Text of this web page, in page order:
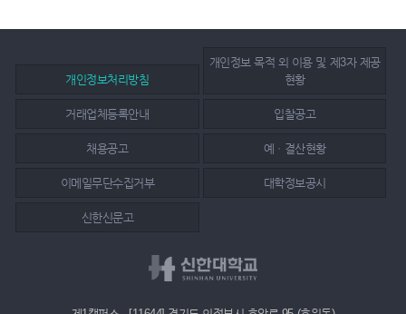
개인정보처리방침
개인정보 목적 외 이용 및 제3자 제공
현황
거래업체등록안내 입찰공고
채용공고 예ㆍ결산현황
이메일무단수집거부 대학정보공시
신한신문고